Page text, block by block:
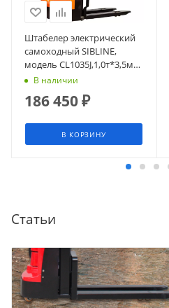
Штабелер электрический
самоходный SIBLINE,
модель CL1035J,1,0т*3,5м
(сопровождаемый),
В наличии
186 450₽
В КОРЗИНУ
Статьи